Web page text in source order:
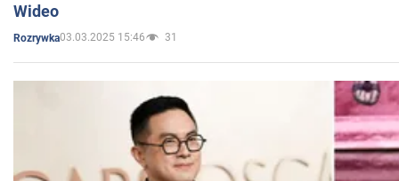
Wideo
Rozrywka03.03.2025 15:46 31